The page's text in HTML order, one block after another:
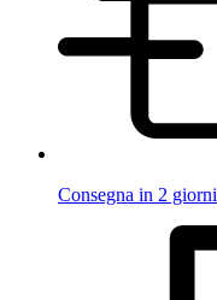
Consegna in 2 giorni